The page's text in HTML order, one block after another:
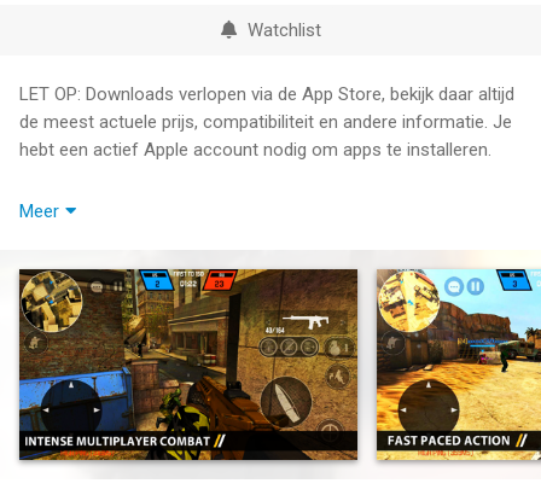
Watchlist
LET OP: Downloads verlopen via de App Store, bekijk daar altijd
de meest actuele prijs, compatibiliteit en andere informatie. Je
hebt een actief Apple account nodig om apps te installeren.
Best FPS on iOS. Bullet Force is a fast action 3d shooting
Fight alongside your teammates in massive 20-player war
using a variety of iconic weapons. Be ready to kill all your
enemies in this shooting game.
Weapons Customization
With over 20 weapons, 30 weapon camouflages, multiple
optics, laser sights, and barrel attachments the possibilities are
Meer